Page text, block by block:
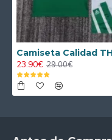
23.90€ 29.00€